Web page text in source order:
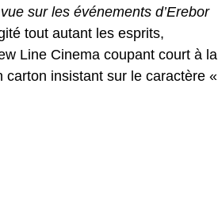
sur les événements d’Erebor
tout autant les esprits,
Line Cinema coupant court à la
carton insistant sur le caractère «